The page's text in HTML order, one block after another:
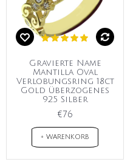
Gravierte Name
Mantilla Oval
Verlobungsring 18ct
Gold überzogenes
925 Silber
€76
+ WARENKORB